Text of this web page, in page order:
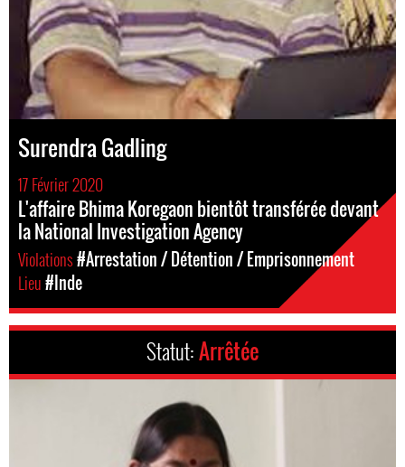
Surendra Gadling
17 Février 2020
L'affaire Bhima Koregaon bientôt transférée devant
la National Investigation Agency
Violations#Arrestation / Détention / Emprisonnement
Lieu#Inde
Statut:Arrêtée